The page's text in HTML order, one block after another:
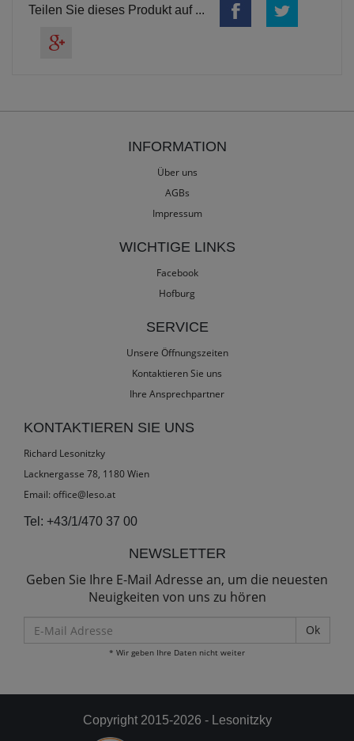
Teilen Sie dieses Produkt auf ...
INFORMATION
Über uns
AGBs
Impressum
WICHTIGE LINKS
Facebook
Hofburg
SERVICE
Unsere Öffnungszeiten
Kontaktieren Sie uns
Ihre Ansprechpartner
KONTAKTIEREN SIE UNS
Richard Lesonitzky
Lacknergasse 78, 1180 Wien
Email: office@leso.at
Tel: +43/1/470 37 00
NEWSLETTER
Geben Sie Ihre E-Mail Adresse an, um die neuesten
Neuigkeiten von uns zu hören
Mail
Adresse
* Wir geben Ihre Daten nicht weiter
Copyright 2015-2026 - Lesonitzky